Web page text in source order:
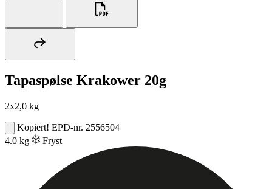
Tapaspølse Krakower 20g
2x2,0 kg
Kopiert! EPD-nr. 2556504
4.0 kg
Fryst